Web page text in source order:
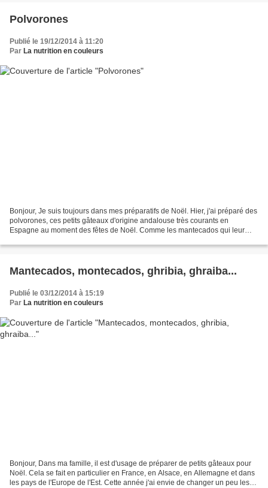
Polvorones
Publié le 19/12/2014 à 11:20
Par La nutrition en couleurs
Bonjour, Je suis toujours dans mes préparatifs de Noël. Hier, j'ai préparé des
polvorones, ces petits gâteaux d'origine andalouse très courants en
Espagne au moment des fêtes de Noël. Comme les mantecados qui leur
Mantecados, montecados, ghribia, ghraiba...
Publié le 03/12/2014 à 15:19
Par La nutrition en couleurs
Bonjour, Dans ma famille, il est d'usage de préparer de petits gâteaux pour
Noël. Cela se fait en particulier en France, en Alsace, en Allemagne et dans
les pays de l'Europe de l'Est. Cette année j'ai envie de changer un peu les